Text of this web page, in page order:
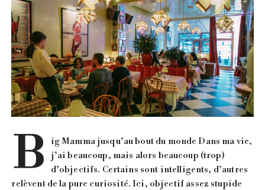
B
ig Mamma jusqu’au bout du monde Dans ma vie,
j’ai beaucoup, mais alors beaucoup (trop)
d’objectifs. Certains sont intelligents, d’autres
relèvent de la pure curiosité. Ici, objectif assez stupide